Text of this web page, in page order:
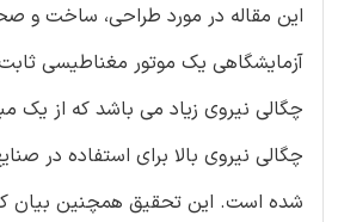
این مقاله در مورد طراحی، ساخت
آزمایشگاهی یک موتور مغناطیسی
چگالی نیروی زیاد می باشد که از یک
چگالی نیروی بالا برای استفاده در
شده است. این تحقیق همچنین بیان